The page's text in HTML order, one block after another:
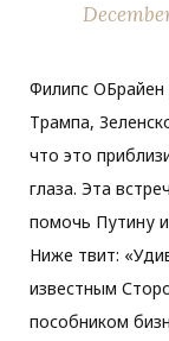
Филипс
Трампа,
что это
глаза. Эта
помочь Путину
Ниже твит:
известным
пособником